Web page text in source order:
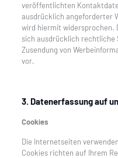
veröffentlichten
ausdrücklich angeforderter
wird hiermit widersprochen.
sich ausdrücklich rechtliche
Zusendung von
vor.
3. Datenerfassung auf
Cookies
Die Internetseiten
Cookies richten auf Ihrem